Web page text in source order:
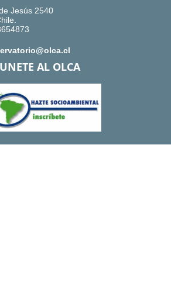
Jesús 2540
UNETE AL OLCA